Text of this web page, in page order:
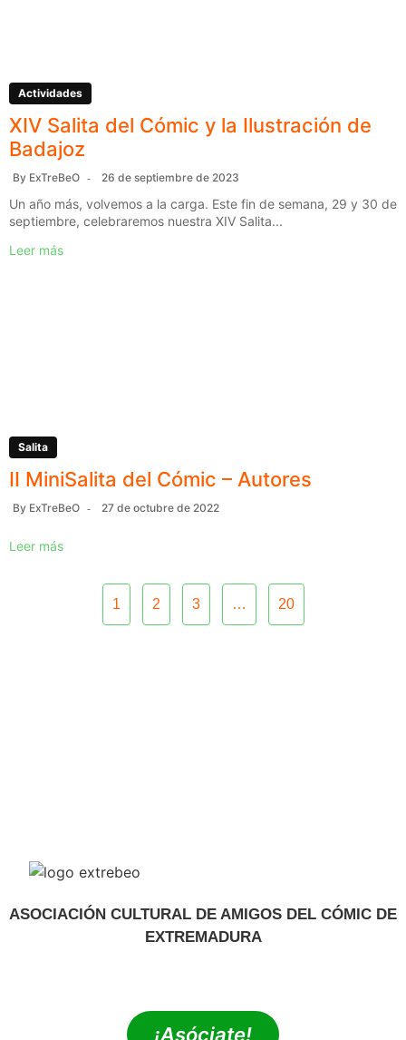
Actividades
XIV Salita del Cómic y la Ilustración de
Badajoz
By ExTreBeO 26 de septiembre de 2023
Un año más, volvemos a la carga. Este fin de semana, 29 y 30 de
septiembre, celebraremos nuestra XIV Salita...
Leer más
Salita
II MiniSalita del Cómic – Autores
By ExTreBeO 27 de octubre de 2022
Leer más
1 2 3 … 20
ASOCIACIÓN CULTURAL DE AMIGOS DEL CÓMIC DE
EXTREMADURA
¡Asóciate!